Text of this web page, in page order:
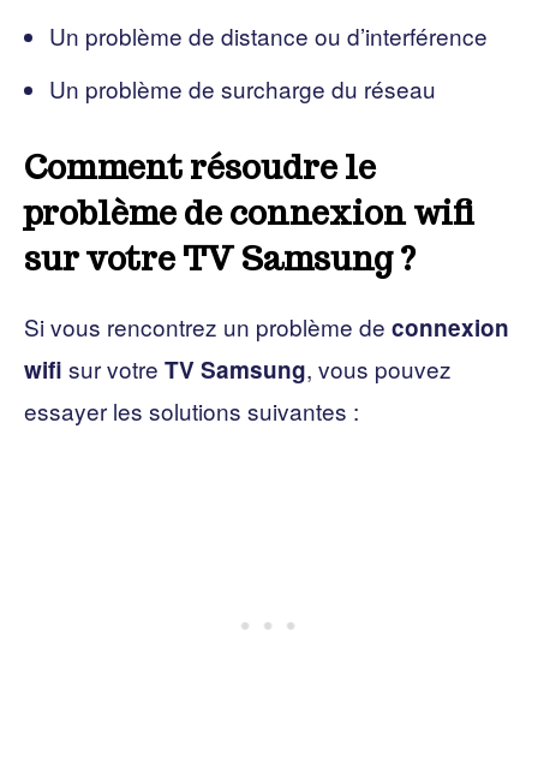
Un problème de distance ou d’interférence
Un problème de surcharge du réseau
Comment résoudre le
problème de connexion wifi
sur votre TV Samsung ?
Si vous rencontrez un problème de connexion
wifi sur votre TV Samsung, vous pouvez
essayer les solutions suivantes :